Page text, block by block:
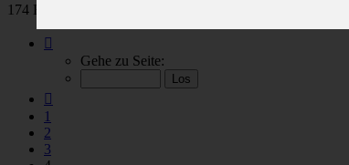
174 Beiträge
Gehe zu Seite:
1
2
3